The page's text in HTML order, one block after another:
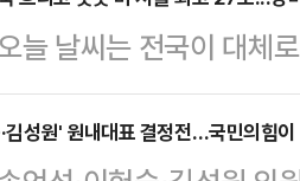
심' 기조로 재편되고 있
…
혁신당을 전후에 몸담
차이를 그녀는 이렇게
에서 외면할까 막연한
늘 날씨는 전국이 대체
. 일부 지역에는 돌풍과
국이 흐리고 오전까지
김성원' 원내대표 결정전…국민의힘